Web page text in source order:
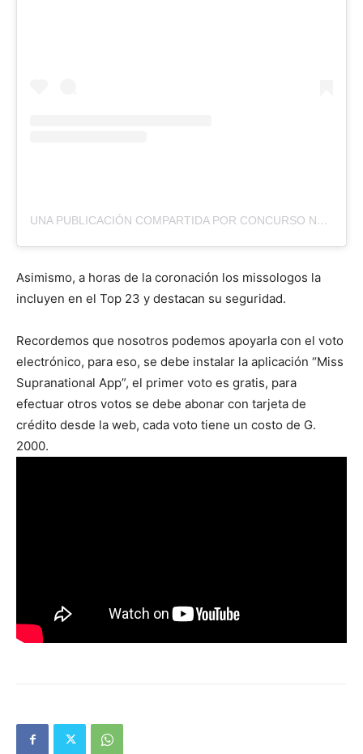
UNA PUBLICACIÓN COMPARTIDA POR CONCURSO NACIONAL DE BELLEZA DEL PARAGUAY (@CNBPARAGUAYOFICIAL)
Asimismo, a horas de la coronación los missologos la
incluyen en el Top 23 y destacan su seguridad.
Recordemos que nosotros podemos apoyarla con el voto
electrónico, para eso, se debe instalar la aplicación “Miss
Supranational App”, el primer voto es gratis, para
efectuar otros votos se debe abonar con tarjeta de
crédito desde la web, cada voto tiene un costo de G.
2000.